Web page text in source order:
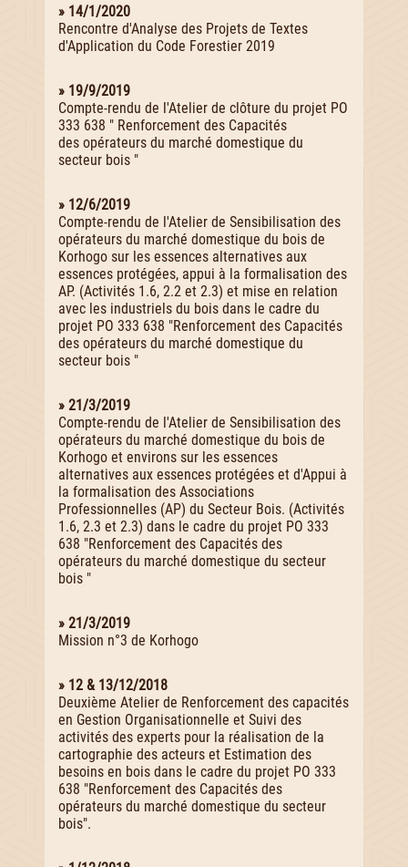
» 14/1/2020
Rencontre d'Analyse des Projets de Textes
d'Application du Code Forestier 2019
» 19/9/2019
Compte-rendu de l'Atelier de clôture du projet PO
333 638 " Renforcement des Capacités
des opérateurs du marché domestique du
secteur bois "
» 12/6/2019
Compte-rendu de l'Atelier de Sensibilisation des
opérateurs du marché domestique du bois de
Korhogo sur les essences alternatives aux
essences protégées, appui à la formalisation des
AP. (Activités 1.6, 2.2 et 2.3) et mise en relation
avec les industriels du bois dans le cadre du
projet PO 333 638 "Renforcement des Capacités
des opérateurs du marché domestique du
secteur bois "
» 21/3/2019
Compte-rendu de l'Atelier de Sensibilisation des
opérateurs du marché domestique du bois de
Korhogo et environs sur les essences
alternatives aux essences protégées et d'Appui à
la formalisation des Associations
Professionnelles (AP) du Secteur Bois. (Activités
1.6, 2.3 et 2.3) dans le cadre du projet PO 333
638 "Renforcement des Capacités des
opérateurs du marché domestique du secteur
bois "
» 21/3/2019
Mission n°3 de Korhogo
» 12 & 13/12/2018
Deuxième Atelier de Renforcement des capacités
en Gestion Organisationnelle et Suivi des
activités des experts pour la réalisation de la
cartographie des acteurs et Estimation des
besoins en bois dans le cadre du projet PO 333
638 "Renforcement des Capacités des
opérateurs du marché domestique du secteur
bois".